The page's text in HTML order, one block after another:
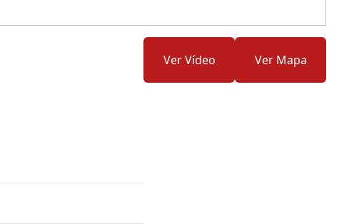
Ver Vídeo Ver Mapa